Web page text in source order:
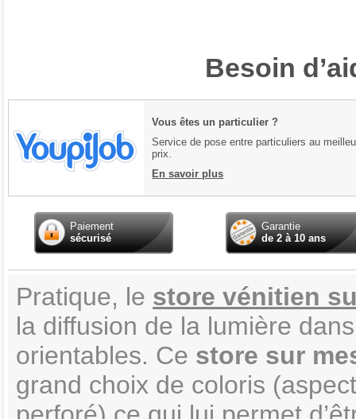
Besoin
Vous êtes un particulier ?
Service de pose entre particuliers au
prix.
En savoir plus
Paiement
sécurisé
Garantie
de 2 à 10 ans
Pratique, le store vénitien
la diffusion de la lumière
orientables. Ce store sur
grand choix de coloris